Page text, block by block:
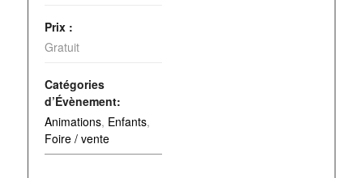
Prix :
Gratuit
Catégories
d’Évènement:
Animations, Enfants,
Foire / vente